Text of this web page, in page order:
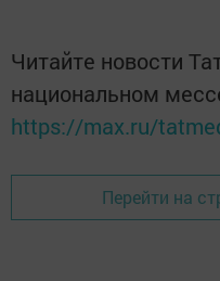
Читайте новости
национальном
https://max.ru/
Перейти на